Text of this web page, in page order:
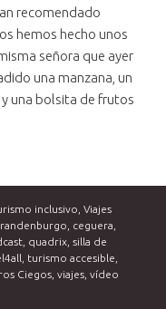
recomendado
hemos hecho unos
señora que ayer
una manzana, un
una bolsita de frutos
Quadrix, bosques de
inclusivo ,Viajes
ceguera
quadrix ,silla de
turismo accesible
Ciegos ,viajes ,vídeo